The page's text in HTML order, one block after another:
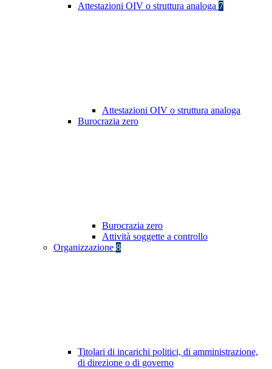
Attestazioni OIV o struttura analoga 7
Attestazioni OIV o struttura analoga
Burocrazia zero
Burocrazia zero
Attività soggette a controllo
Organizzazione 8
Titolari di incarichi politici, di amministrazione,
di direzione o di governo